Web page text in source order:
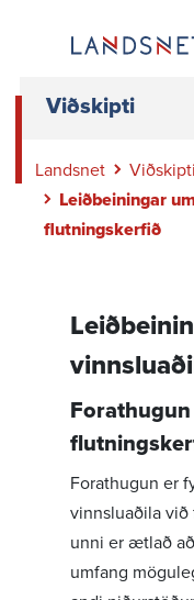
Viðskipti
Landsnet Viðskipti
Leiðbeiningar
flutningskerfið
Forat­hugun er
vinnslu­aðila
unni er ætlað
umfang